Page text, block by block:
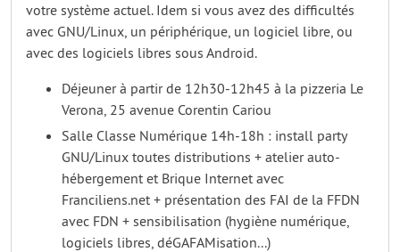
votre système actuel. Idem si vous avez des difficultés
avec GNU/Linux, un périphérique, un logiciel libre, ou
avec des logiciels libres sous Android.
Déjeuner à partir de 12h30-12h45 à la pizzeria Le
Verona, 25 avenue Corentin Cariou
Salle Classe Numérique 14h-18h : install party
GNU/Linux toutes distributions + atelier auto-
hébergement et Brique Internet avec
Franciliens.net + présentation des FAI de la FFDN
avec FDN + sensibilisation (hygiène numérique,
logiciels libres, déGAFAMisation...)